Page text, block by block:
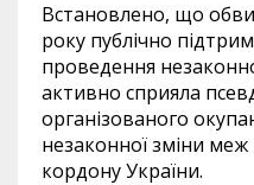
Встановлено, що
року публічно
проведення
активно сприяла
організованого
незаконної зміни
кордону України.